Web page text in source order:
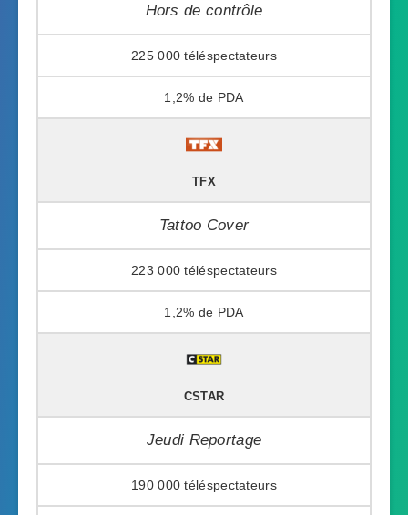
Hors de contrôle
225 000
1,2%
TFX
Tattoo Cover
223 000
1,2%
CSTAR
Jeudi Reportage
190 000